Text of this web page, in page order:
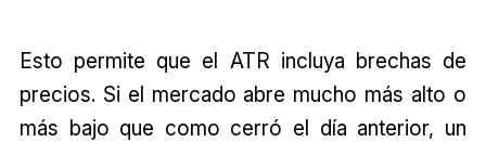
Esto permite que el ATR incluya brechas de
precios. Si el mercado abre mucho más alto o
más bajo que como cerró el día anterior, un